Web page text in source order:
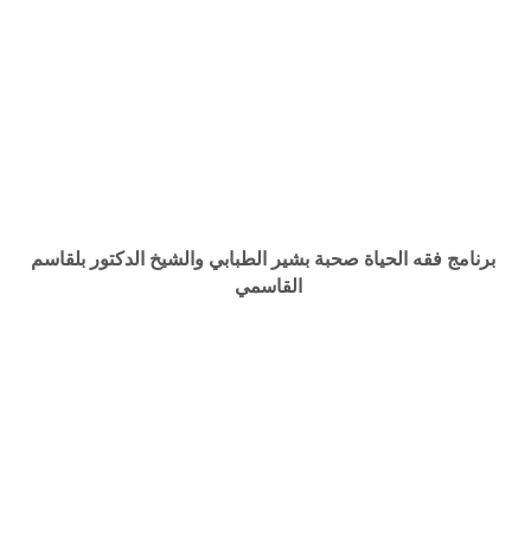
برنامج فقه الحياة صحبة بشير الطبابي والشيخ الدكتور بلقاسم
القاسمي